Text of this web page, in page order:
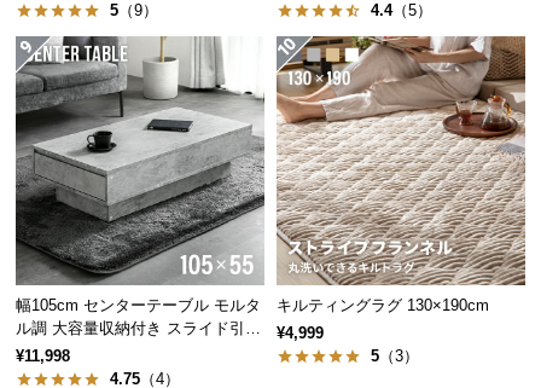
い
て
返
品・
キ
ャ
ン
セ
ル
に
つ
い
て
5 （9）
4.4（5）
幅105cm センターテーブル モルタ
ル調 大容量収納付き スライド引き
出し2杯
¥11,998
4.75 （4）
キルティングラグ 130×190cm
¥4,999
5 （3）